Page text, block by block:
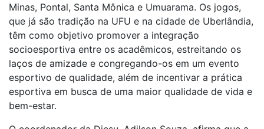
Minas, Pontal, Santa Mônica e Umuarama. Os jogos,
que já são tradição na UFU e na cidade de Uberlândia,
têm como objetivo promover a integração
socioesportiva entre os acadêmicos, estreitando os
laços de amizade e congregando-os em um evento
esportivo de qualidade, além de incentivar a prática
esportiva em busca de uma maior qualidade de vida e
bem-estar.